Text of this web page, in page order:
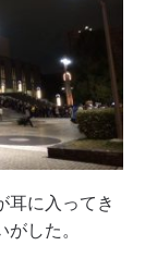
に入ってき
した。